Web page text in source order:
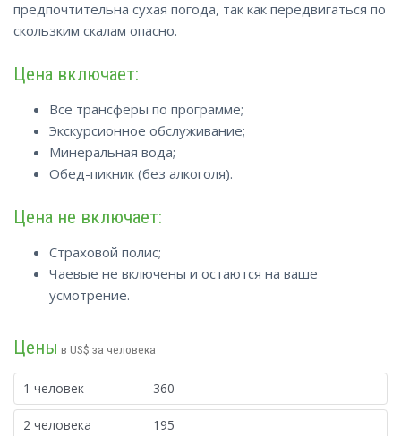
предпочтительна сухая погода, так как передвигаться по
скользким скалам опасно.
Цена включает:
Все трансферы по программе;
Экскурсионное обслуживание;
Минеральная вода;
Обед-пикник (без алкоголя).
Цена не включает:
Страховой полис;
Чаевые не включены и остаются на ваше
усмотрение.
Цены в US$ за человека
1 человек 360
2 человека 195